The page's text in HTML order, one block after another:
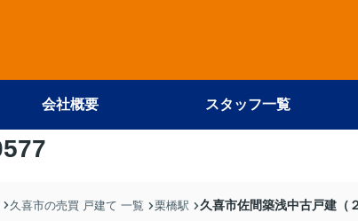
会社概要 スタッフ一覧
久喜市の売買 戸建て 一覧 栗橋駅 久喜市佐間築浅中古戸建（